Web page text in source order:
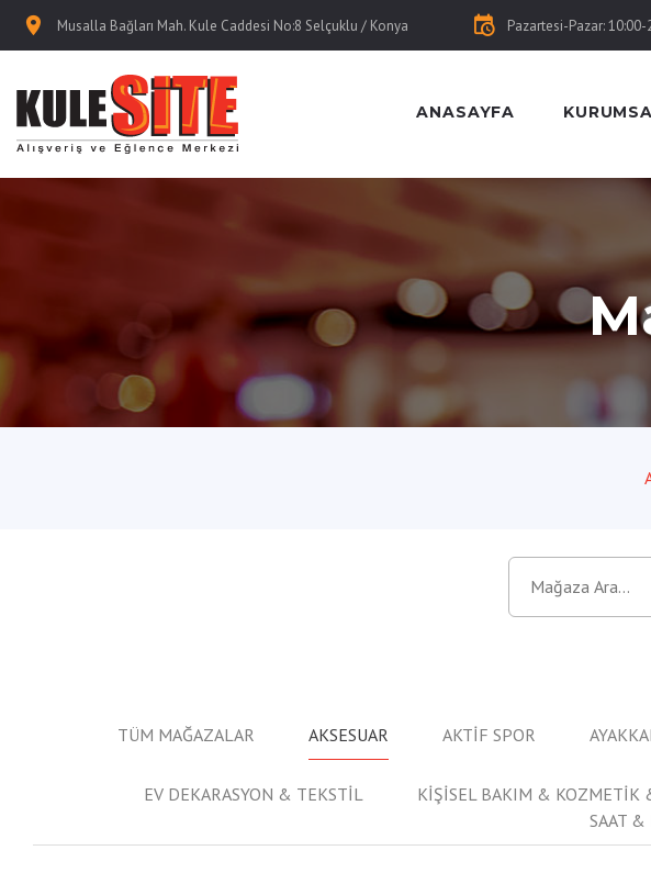
Musalla Bağları Mah. Kule Caddesi No:8 Selçuklu / Konya Pazartesi-Pazar: 10:00-
ANASAYFA
TÜM MAĞAZALAR AKSESUAR AKTİF SPOR
EV DEKARASYON & TEKSTİL KİŞİSEL BAKIM & KOZMETİK
SAAT &